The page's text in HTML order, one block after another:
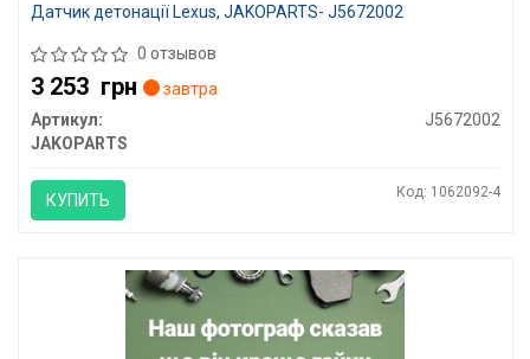
Датчик детонації Lexus, JAKOPARTS- J5672002
0 отзывов
3 253 грн
завтра
Артикул:
J5672002
JAKOPARTS
КУПИТЬ Код: 1062092-4